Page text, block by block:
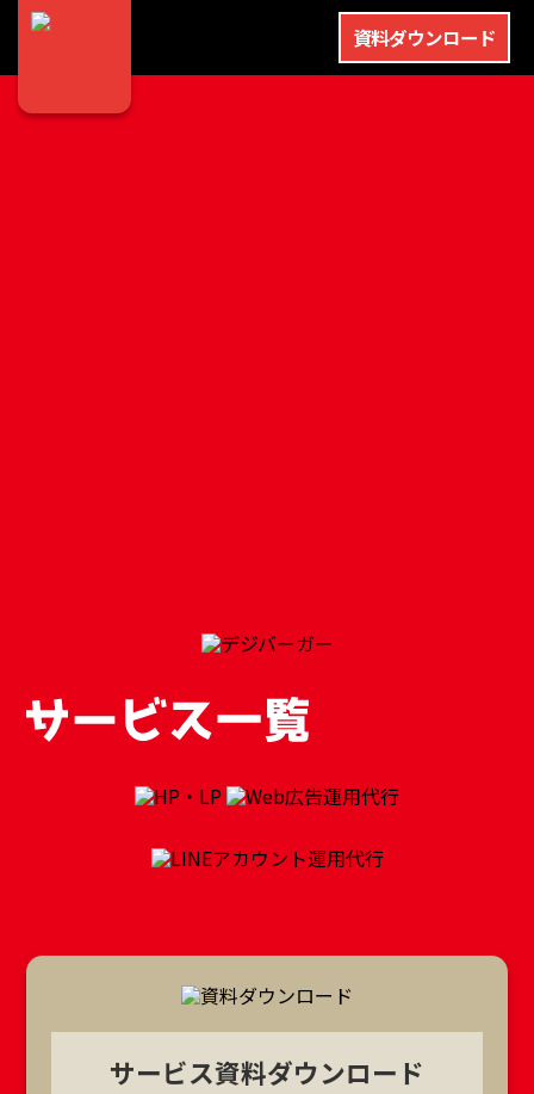
資料ダウンロード
サービス資料ダウンロード